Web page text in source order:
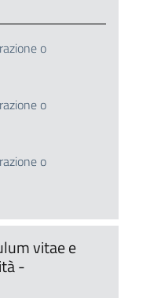
o
o
o
vitae e
-